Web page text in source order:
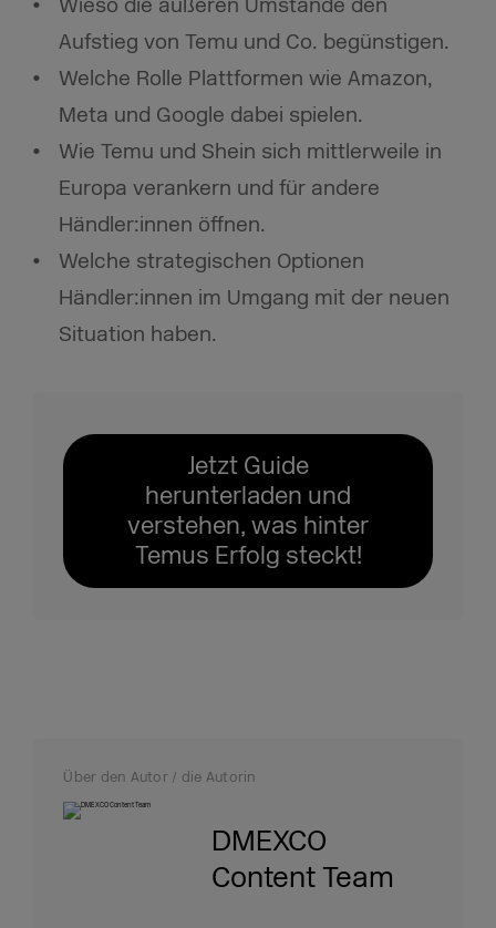
Aufstieg von Temu und Co. begünstigen.
Welche Rolle Plattformen wie Amazon,
Meta und Google dabei spielen.
Wie Temu und Shein sich mittlerweile in
Europa verankern und für andere
Händler:innen öffnen.
Welche strategischen Optionen
Händler:innen im Umgang mit der neuen
Situation haben.
Jetzt Guide
herunterladen und
verstehen, was hinter
Temus Erfolg steckt!
Über den Autor / die Autorin
DMEXCO
Content Team